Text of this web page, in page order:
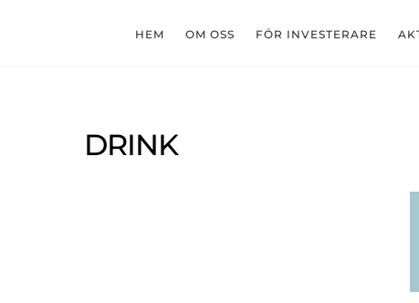
HEM OM OSS FÖR INVESTERARE
DRINK